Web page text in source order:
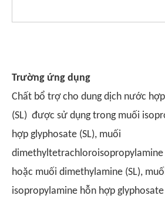
Trường ứng dụng
Chất bổ trợ cho dung dịch nước
(SL) được sử dụng trong muối
hợp glyphosate (SL), muối
dimethyltetrachloroisopropylamine
hoặc muối dimethylamine (SL),
isopropylamine hỗn hợp glyphosate